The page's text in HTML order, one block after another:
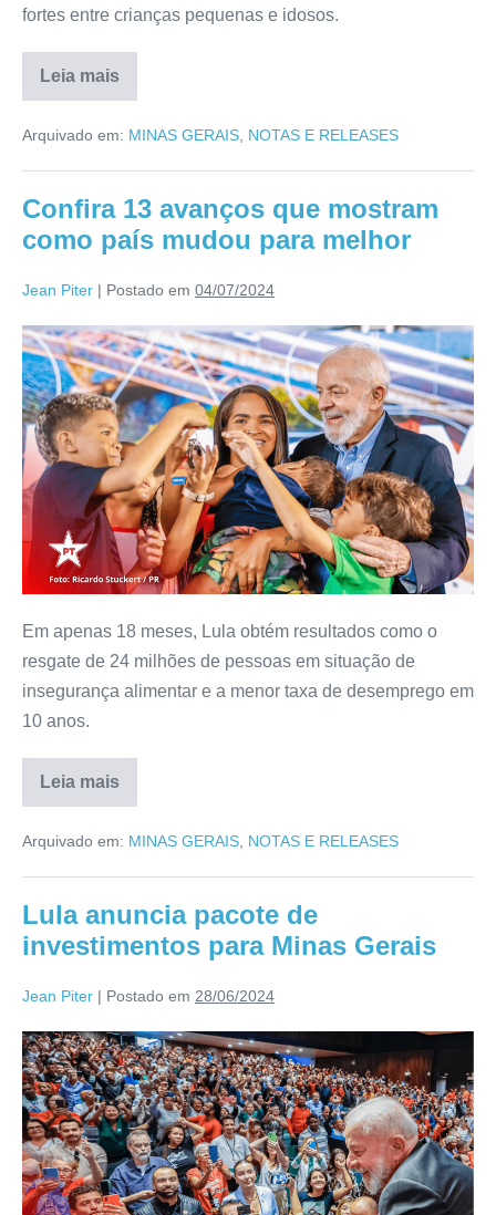
fortes entre crianças pequenas e idosos.
Leia mais
Arquivado em: MINAS GERAIS, NOTAS E RELEASES
Confira 13 avanços que mostram
como país mudou para melhor
Jean Piter | Postado em 04/07/2024
Em apenas 18 meses, Lula obtém resultados como o
resgate de 24 milhões de pessoas em situação de
insegurança alimentar e a menor taxa de desemprego em
10 anos.
Leia mais
Arquivado em: MINAS GERAIS NOTAS E RELEASES
Lula anuncia pacote de
investimentos para Minas Gerais
Jean Piter | Postado em 28/06/2024